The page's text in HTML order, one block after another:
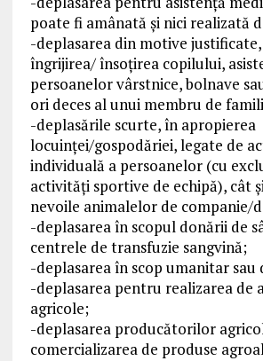
poate fi amânată și nici realizată
-deplasarea din motive
îngrijirea/ însoțirea copilului,
persoanelor vârstnice, bolnave
ori deces al unui membru de
-deplasările scurte, în apropierea
locuinței/gospodăriei, legate de
individuală a persoanelor (cu
activități sportive de echipă), cât
nevoile animalelor de companie/
-deplasarea în scopul donării de
centrele de transfuzie sangvină;
-deplasarea în scop umanitar
-deplasarea pentru realizarea de
agricole;
-deplasarea producătorilor
comercializarea de produse